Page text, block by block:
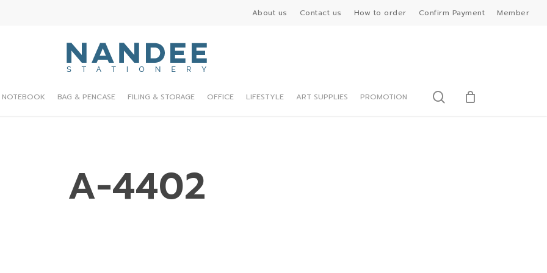
About us Contact us How to order Confirm Payment Member
NOTEBOOK BAG & PENCASE FILING & STORAGE OFFICE LIFESTYLE ART SUPPLIES PROMOTION search
A-4402